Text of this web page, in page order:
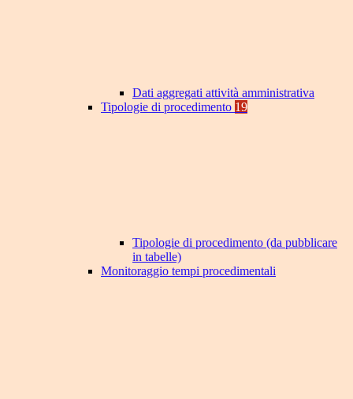
Dati aggregati attività amministrativa
Tipologie di procedimento 19
Tipologie di procedimento (da pubblicare
in tabelle)
Monitoraggio tempi procedimentali